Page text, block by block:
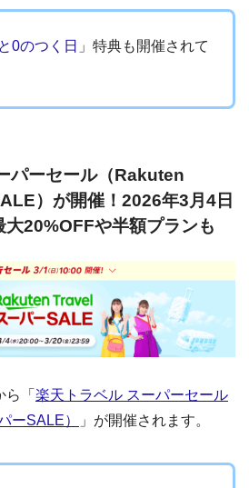
0のつく日 」特典も開催されて
パーセール（Rakuten
）が開催！2026年3月4日
大20%OFFや半額プランも
「 楽天トラベル スーパーセール
ーSALE）
」が開催されます。